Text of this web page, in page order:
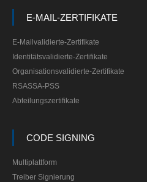
E-MAIL-ZERTIFIKATE
E-Mailvalidierte-Zertifikate
Identitätsvalidierte-Zertifikate
Organisationsvalidierte-Zertifikate
RSASSA-PSS
Abteilungszertifikate
CODE SIGNING
Multiplattform
Treiber Signierung